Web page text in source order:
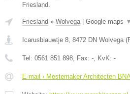
Friesland.
Friesland » Wolvega| Google maps ▼
Icarusblauwtje 8, 8472 DN Wolvega(
Tel: 0561 851 898, Fax: -, KvK: -
E-mail › Mestemaker Architecten